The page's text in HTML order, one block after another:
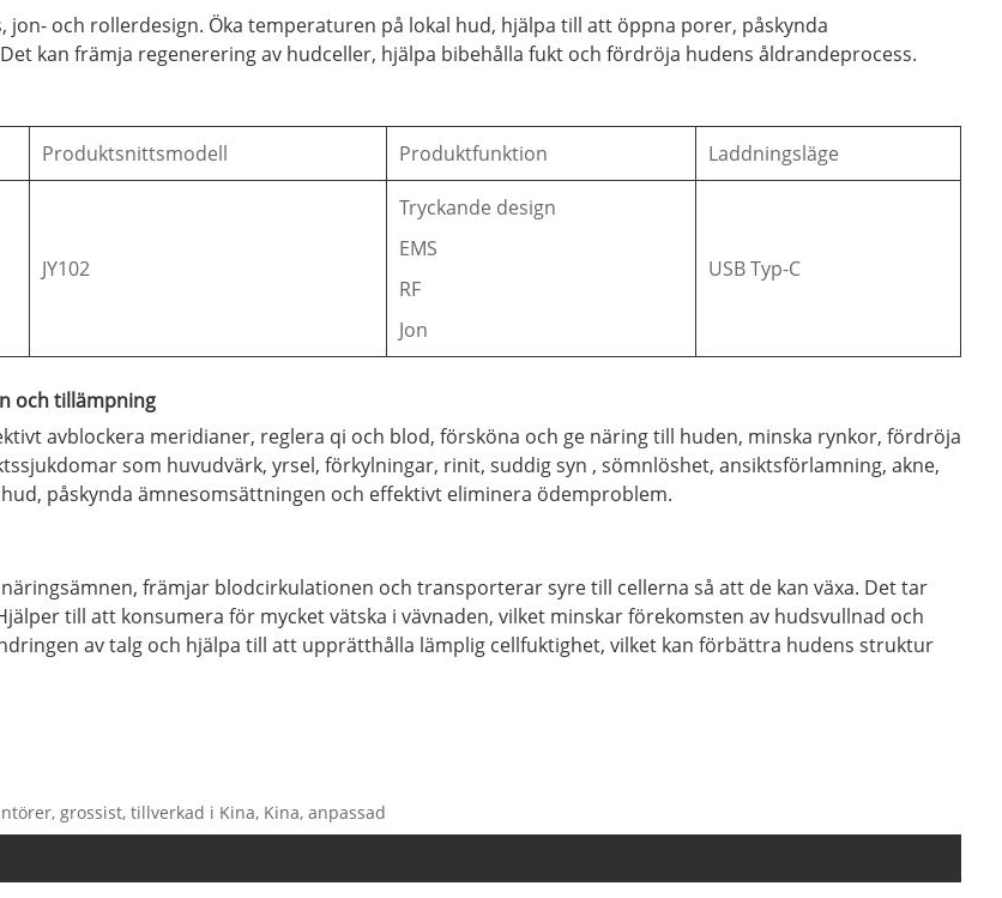
jon- och rollerdesign. Öka temperaturen på lokal hud, hjälpa till att öppna porer, påskynda
kan främja regenerering av hudceller, hjälpa bibehålla fukt och fördröja hudens åldrandeprocess.
Produktsnittsmodell Produktfunktion Laddningsläge
JY102
Tryckande design
EMS
RF
Jon
USB Typ-C
och tillämpning
avblockera meridianer, reglera qi och blod, försköna och ge näring till huden, minska rynkor, fördröja
som huvudvärk, yrsel, förkylningar, rinit, suddig syn , sömnlöshet, ansiktsförlamning, akne,
påskynda ämnesomsättningen och effektivt eliminera ödemproblem.
främjar blodcirkulationen och transporterar syre till cellerna så att de kan växa. Det tar
till att konsumera för mycket vätska i vävnaden, vilket minskar förekomsten av hudsvullnad och
av talg och hjälpa till att upprätthålla lämplig cellfuktighet, vilket kan förbättra hudens struktur
grossist, tillverkad i Kina, Kina, anpassad